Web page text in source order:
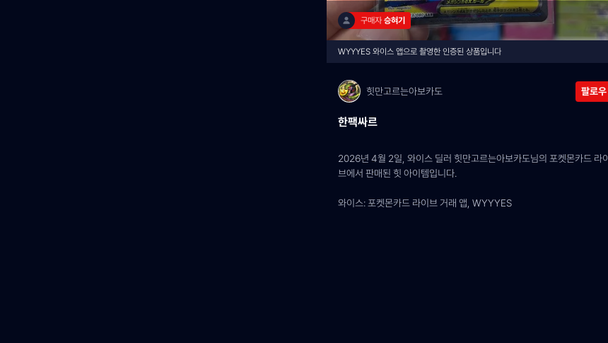
구매자 승혀기
WYYYES 와이스 앱으로 촬영한 인증된 상품입니다
힛만고르는아보카도 팔로우
한팩싸르
2026년 4월 2일, 와이스 딜러 힛만고르는아보카도님의 포켓몬카드 라이
브에서 판매된 힛 아이템입니다.
와이스: 포켓몬카드 라이브 거래 앱, WYYYES